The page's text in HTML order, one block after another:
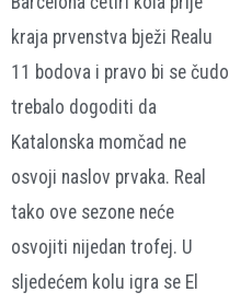
kraja prvenstva bježi Realu
11 bodova i pravo bi se čudo
trebalo dogoditi da
Katalonska momčad ne
osvoji naslov prvaka. Real
tako ove sezone neće
osvojiti nijedan trofej. U
sljedećem kolu igra se El